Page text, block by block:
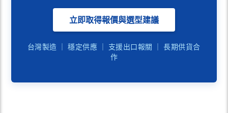
立即取得報價與選型建議
台灣製造 ｜ 穩定供應 ｜ 支援出口報關 ｜ 長期供貨合
作